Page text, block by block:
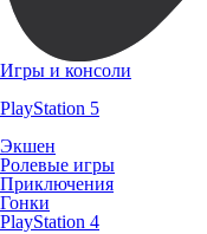
Игры и консоли
PlayStation 5
Экшен
Ролевые игры
Приключения
Гонки
PlayStation 4